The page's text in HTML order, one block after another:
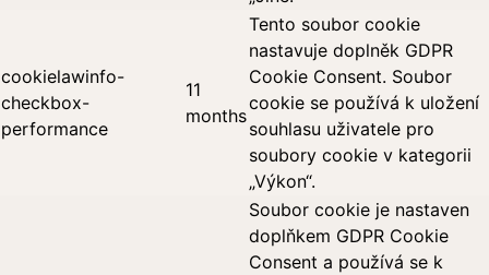
cookielawinfo-
checkbox-
performance
11
months
Tento soubor cookie
nastavuje doplněk GDPR
Cookie Consent. Soubor
cookie se používá k uložení
souhlasu uživatele pro
soubory cookie v kategorii
„Výkon“.
Soubor cookie je nastaven
doplňkem GDPR Cookie
Consent a používá se k